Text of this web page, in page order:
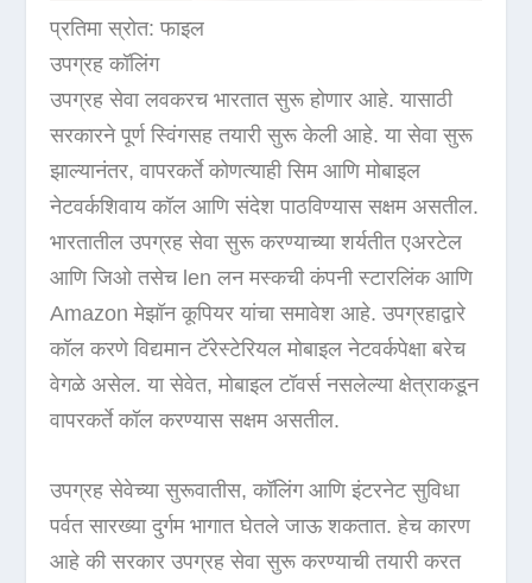
प्रतिमा स्रोत: फाइल
उपग्रह कॉलिंग
उपग्रह सेवा लवकरच भारतात सुरू होणार आहे. यासाठी
सरकारने पूर्ण स्विंगसह तयारी सुरू केली आहे. या सेवा सुरू
झाल्यानंतर, वापरकर्ते कोणत्याही सिम आणि मोबाइल
नेटवर्कशिवाय कॉल आणि संदेश पाठविण्यास सक्षम असतील.
भारतातील उपग्रह सेवा सुरू करण्याच्या शर्यतीत एअरटेल
आणि जिओ तसेच len लन मस्कची कंपनी स्टारलिंक आणि
Amazon मेझॉन कूपियर यांचा समावेश आहे. उपग्रहाद्वारे
कॉल करणे विद्यमान टॅरेस्टेरियल मोबाइल नेटवर्कपेक्षा बरेच
वेगळे असेल. या सेवेत, मोबाइल टॉवर्स नसलेल्या क्षेत्राकडून
वापरकर्ते कॉल करण्यास सक्षम असतील.
उपग्रह सेवेच्या सुरूवातीस, कॉलिंग आणि इंटरनेट सुविधा
पर्वत सारख्या दुर्गम भागात घेतले जाऊ शकतात. हेच कारण
आहे की सरकार उपग्रह सेवा सुरू करण्याची तयारी करत